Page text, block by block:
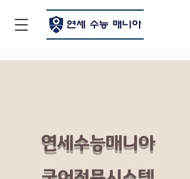
연세수능매니아